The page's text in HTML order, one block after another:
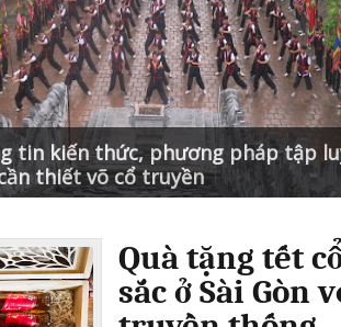
tin kiến thức, phương pháp tập
thiết võ cổ truyền
Quà tặng tết
sắc ở Sài Gòn